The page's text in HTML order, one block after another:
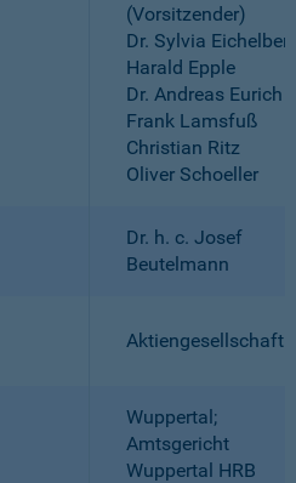
(Vorsitzender)
Dr. Sylvia
Harald Epple
Dr. Andreas Eurich
Frank Lamsfuß
Christian Ritz
Oliver Schoeller
Dr. h. c. Josef
Beutelmann
Aktiengesellschaft
Wuppertal;
Amtsgericht
Wuppertal HRB